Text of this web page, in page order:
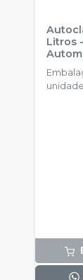
Litros